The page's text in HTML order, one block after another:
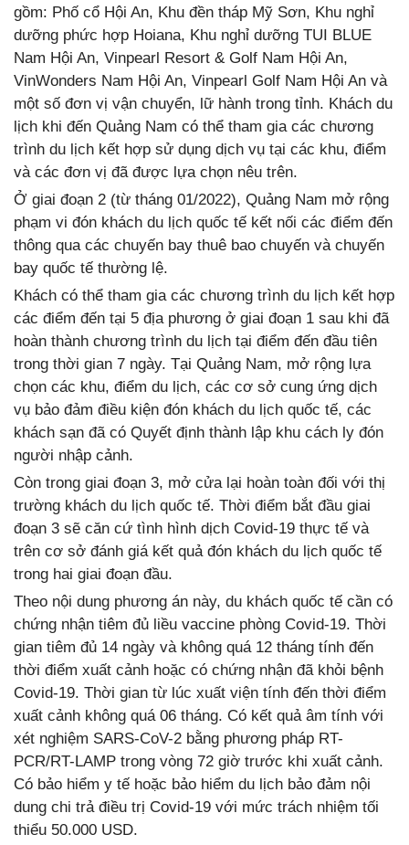
gồm: Phố cổ Hội An, Khu đền tháp Mỹ Sơn, Khu nghỉ
dưỡng phức hợp Hoiana, Khu nghỉ dưỡng TUI BLUE
Nam Hội An, Vinpearl Resort & Golf Nam Hội An,
VinWonders Nam Hội An, Vinpearl Golf Nam Hội An và
một số đơn vị vận chuyển, lữ hành trong tỉnh. Khách du
lịch khi đến Quảng Nam có thể tham gia các chương
trình du lịch kết hợp sử dụng dịch vụ tại các khu, điểm
và các đơn vị đã được lựa chọn nêu trên.
Ở giai đoạn 2 (từ tháng 01/2022), Quảng Nam mở rộng
phạm vi đón khách du lịch quốc tế kết nối các điểm đến
thông qua các chuyến bay thuê bao chuyến và chuyến
bay quốc tế thường lệ.
Khách có thể tham gia các chương trình du lịch kết hợp
các điểm đến tại 5 địa phương ở giai đoạn 1 sau khi đã
hoàn thành chương trình du lịch tại điểm đến đầu tiên
trong thời gian 7 ngày. Tại Quảng Nam, mở rộng lựa
chọn các khu, điểm du lịch, các cơ sở cung ứng dịch
vụ bảo đảm điều kiện đón khách du lịch quốc tế, các
khách sạn đã có Quyết định thành lập khu cách ly đón
người nhập cảnh.
Còn trong giai đoạn 3, mở cửa lại hoàn toàn đối với thị
trường khách du lịch quốc tế. Thời điểm bắt đầu giai
đoạn 3 sẽ căn cứ tình hình dịch Covid-19 thực tế và
trên cơ sở đánh giá kết quả đón khách du lịch quốc tế
trong hai giai đoạn đầu.
Theo nội dung phương án này, du khách quốc tế cần có
chứng nhận tiêm đủ liều vaccine phòng Covid-19. Thời
gian tiêm đủ 14 ngày và không quá 12 tháng tính đến
thời điểm xuất cảnh hoặc có chứng nhận đã khỏi bệnh
Covid-19. Thời gian từ lúc xuất viện tính đến thời điểm
xuất cảnh không quá 06 tháng. Có kết quả âm tính với
xét nghiệm SARS-CoV-2 bằng phương pháp RT-
PCR/RT-LAMP trong vòng 72 giờ trước khi xuất cảnh.
Có bảo hiểm y tế hoặc bảo hiểm du lịch bảo đảm nội
dung chi trả điều trị Covid-19 với mức trách nhiệm tối
thiểu 50.000 USD.